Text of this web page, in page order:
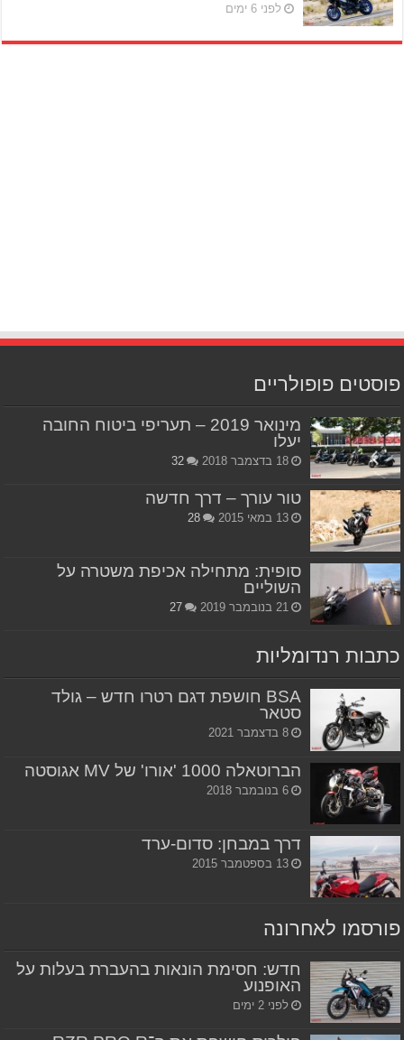
לפני 6 ימים
פוסטים פופולריים
מינואר 2019 – תעריפי ביטוח החובה
יעלו
18 בדצמבר 2018 32
טור עורך – דרך חדשה
13 במאי 2015 28
סופית: מתחילה אכיפת משטרה על
השוליים
21 בנובמבר 2019 27
כתבות רנדומליות
BSA חושפת דגם רטרו חדש – גולד
סטאר
8 בדצמבר 2021
הברוטאלה 1000 'אורו' של MV אגוסטה
6 בנובמבר 2018
דרך במבחן: סדום-ערד
13 בספטמבר 2015
פורסמו לאחרונה
חדש: חסימת הונאות בהעברת בעלות על
האופנוע
לפני 2 ימים